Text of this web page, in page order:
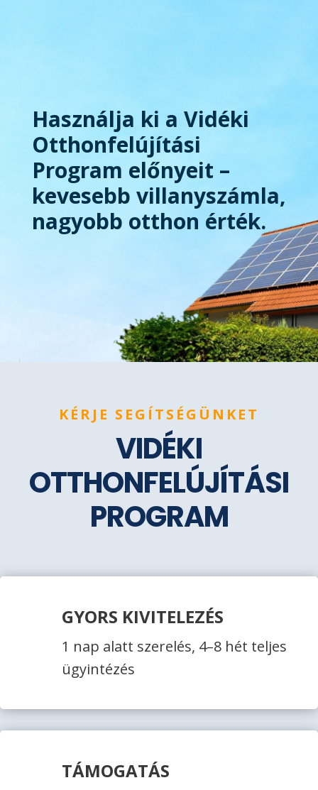
Használja ki a Vidéki
Otthonfelújítási
Program előnyeit –
kevesebb villanyszámla,
nagyobb otthon érték.
KÉRJE SEGÍTSÉGÜNKET
VIDÉKI
OTTHONFELÚJÍTÁSI
PROGRAM
GYORS KIVITELEZÉS
1 nap alatt szerelés, 4–8 hét teljes
ügyintézés
TÁMOGATÁS